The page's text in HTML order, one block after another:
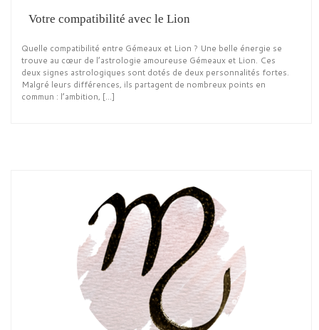
Votre compatibilité avec le Lion
Quelle compatibilité entre Gémeaux et Lion ? Une belle énergie se
trouve au cœur de l’astrologie amoureuse Gémeaux et Lion. Ces
deux signes astrologiques sont dotés de deux personnalités fortes.
Malgré leurs différences, ils partagent de nombreux points en
commun : l’ambition, […]